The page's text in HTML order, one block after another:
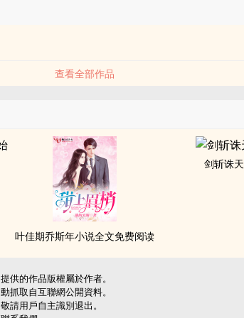
查看全部作品
叶佳期乔斯年小说全文免费阅读
剑斩诛天
供的作品版權屬於作者。
抓取自互聯網公開資料。
請用戶自主識別退出。